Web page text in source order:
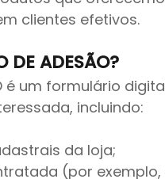
clientes efetivos.
DE ADESÃO?
é um formulário
incluindo:
da loja;
(por